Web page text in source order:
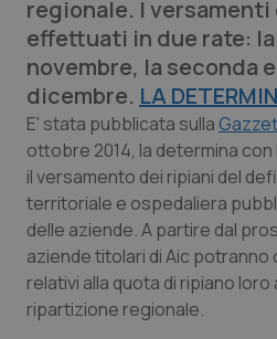
Professionisti Sanitari.AI
Abruzzo
Basilicata
Calabria
Campania
Emilia-Romagna
QS Pro Gold
Artrite & artrosi
Asma & BPCO
Car-T
Colesterolo &
QS Club Newsletter
regionale. I
effettuati in due rate:
novembre, la seconda
dicembre. LA
E' stata pubblicata sulla
ottobre 2014, la determina
il versamento dei ripiani del
territoriale e ospedaliera
delle aziende. A partire dal
aziende titolari di Aic
relativi alla quota di ripiano
ripartizione regionale.